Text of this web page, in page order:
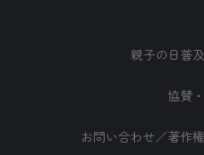
親子の日普
協賛
お問い合わせ／著作